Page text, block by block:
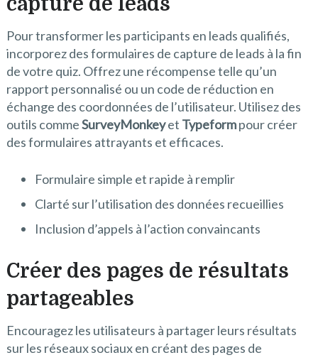
Pour transformer les participants en leads qualifiés,
incorporez des formulaires de capture de leads à la fin
de votre quiz. Offrez une récompense telle qu’un
rapport personnalisé ou un code de réduction en
échange des coordonnées de l’utilisateur. Utilisez des
outils commeSurveyMonkeyet Typeformpour créer
des formulaires attrayants et efficaces.
Formulaire simple et rapide à remplir
Clarté sur l’utilisation des données recueillies
Inclusion d’appels à l’action convaincants
Créer des pages de résultats
partageables
Encouragez les utilisateurs à partager leurs résultats
sur les réseaux sociaux en créant des pages de